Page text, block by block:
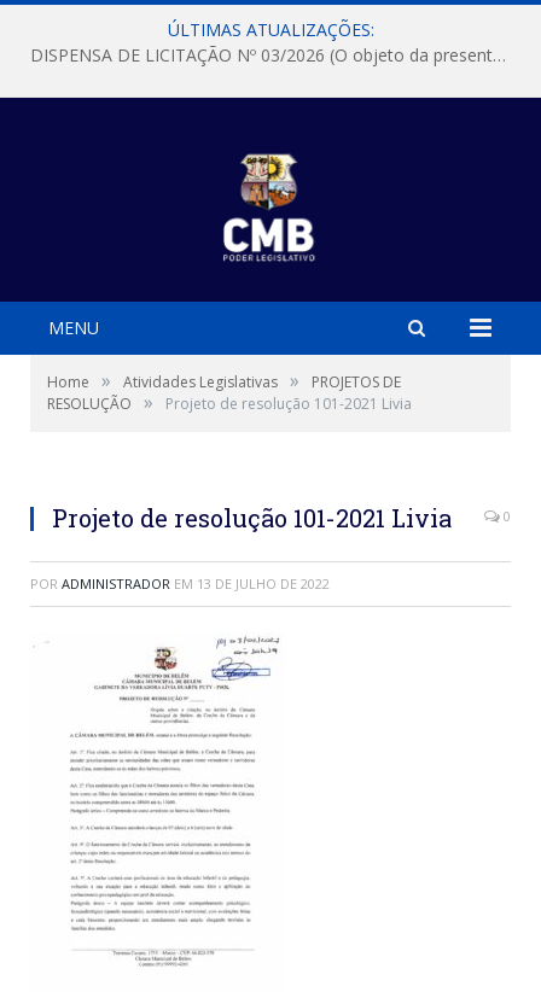
ÚLTIMAS ATUALIZAÇÕES:
DISPENSA DE LICITAÇÃO Nº 03/2026 (O objeto da presente dispensa é a escolha da proposta mais vantajosa para a aquisição, de aparelhos de ar condicionado, tipo Split, com material de instalação e fogão industrial, conforme condições, quantidades e exigências estabelecidas no termo de referencia e neste aviso de contratação direta e seus anexos)
MENU
Home » Atividades Legislativas »
PROJETOS DE
RESOLUÇÃO
» Projeto de resolução 101-2021 Livia
Projeto de resolução 101-2021 Livia 0
POR ADMINISTRADOR EM 13 DE JULHO DE 2022